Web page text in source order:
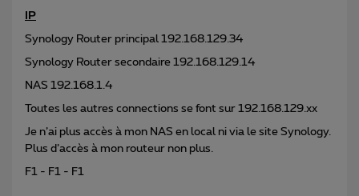
IP
Synology Router principal 192.168.129.34
Synology Router secondaire 192.168.129.14
NAS 192.168.1.4
Toutes les autres connections se font sur 192.168.129.xx
Je n’ai plus accès à mon NAS en local ni via le site Synology.
Plus d’accès à mon routeur non plus.
F1 - F1 - F1